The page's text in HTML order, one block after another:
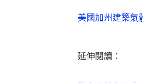
美國加州建築
延伸閱讀：